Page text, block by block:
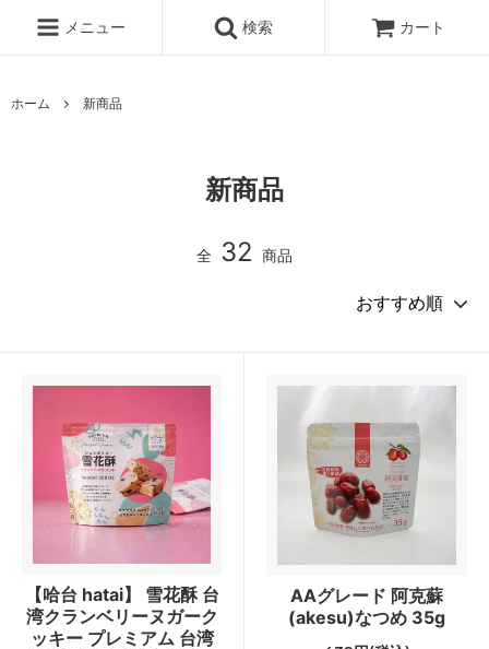
メニュー 検索 カート
ホーム 新商品
新商品
全 32 商品
【哈台 hatai】 雪花酥 台
湾クランベリーヌガーク
ッキー プレミアム 台湾
AAグレード 阿克蘇
(akesu)なつめ 35g